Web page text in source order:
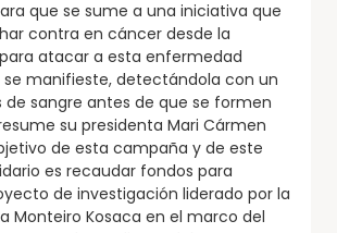
que se sume a una iniciativa que
contra en cáncer desde la
atacar a esta enfermedad
se manifieste, detectándola con un
de sangre antes de que se formen
su presidenta Mari Cármen
de esta campaña y de este
es recaudar fondos para
de investigación liderado por la
Monteiro Kosaca en el marco del